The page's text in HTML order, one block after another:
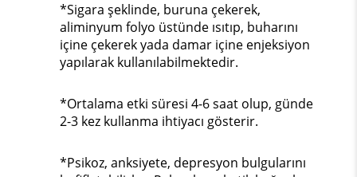
*Sigara şeklinde, buruna çekerek,
aliminyum folyo üstünde ısıtıp, buharını
içine çekerek yada damar içine enjeksiyon
yapılarak kullanılabilmektedir.
*Ortalama etki süresi 4-6 saat olup, günde
2-3 kez kullanma ihtiyacı gösterir.
*Psikoz, anksiyete, depresyon bulgularını